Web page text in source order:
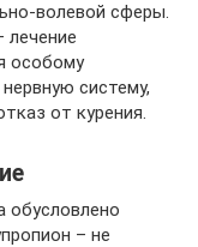
волевой сферы.
лечение
особому
систему,
от курения.
обусловлено
– не